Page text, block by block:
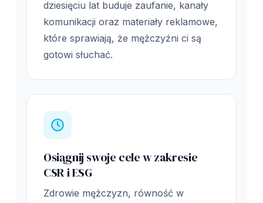
dziesięciu lat buduje zaufanie, kanały
komunikacji oraz materiały reklamowe,
które sprawiają, że mężczyźni ci są
gotowi słuchać.
Osiągnij swoje cele w zakresie
CSR i ESG
Zdrowie mężczyzn, równość w